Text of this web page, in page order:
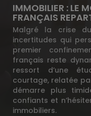
IMMOBILIER : LE
FRANÇAIS
Malgré la crise
incertitudes qui
premier
français reste
ressort d’une
courtage, relatée par
démarre plus
confiants et
immobiliers.